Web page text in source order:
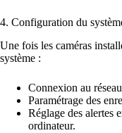
4. Configuration du
Une fois les caméras
système :
Connexion au
Paramétrage des
Réglage des alertes
ordinateur.